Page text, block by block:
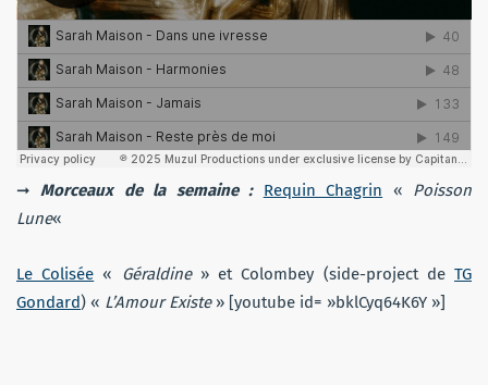
➞Morceaux de la semaine : Requin Chagrin « Poisson
Lune«
Le Colisée « Géraldine» et Colombey (side-project deTG
Gondard) « L’Amour Existe» [youtube id= »bklCyq64K6Y »]